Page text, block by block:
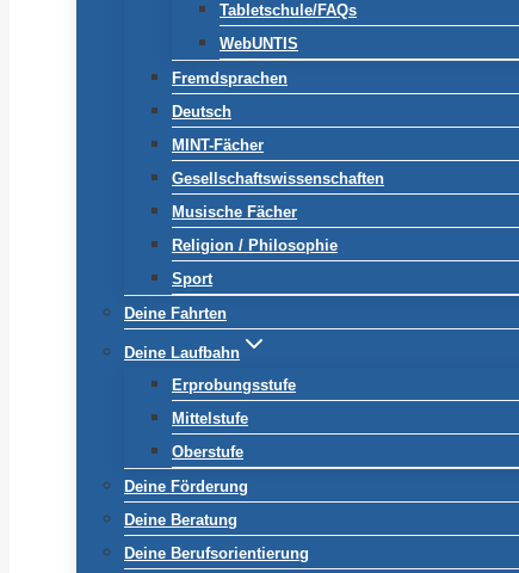
Tabletschule/FAQs
WebUNTIS
Fremdsprachen
Deutsch
MINT-Fächer
Gesellschaftswissenschaften
Musische Fächer
Religion / Philosophie
Sport
Deine Fahrten
Deine Laufbahn
Erprobungsstufe
Mittelstufe
Oberstufe
Deine Förderung
Deine Beratung
Deine Berufsorientierung